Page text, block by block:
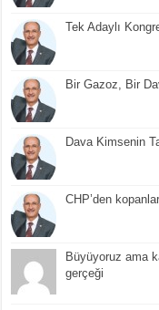
Tek Adaylı
Bir Gazoz, Bir
Dava Kimsenin
CHP’den
Büyüyoruz ama
gerçeği